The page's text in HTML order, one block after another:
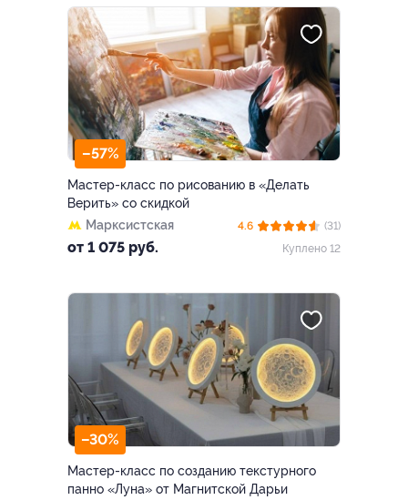
–57%
Мастер-класс по рисованию в «Делать
Верить» со скидкой
Марксистская
от 1 075 руб.
4.6
(31)
Куплено 12
–30%
Мастер-класс по созданию текстурного
панно «Луна» от Магнитской Дарьи